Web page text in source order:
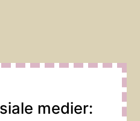
medier: